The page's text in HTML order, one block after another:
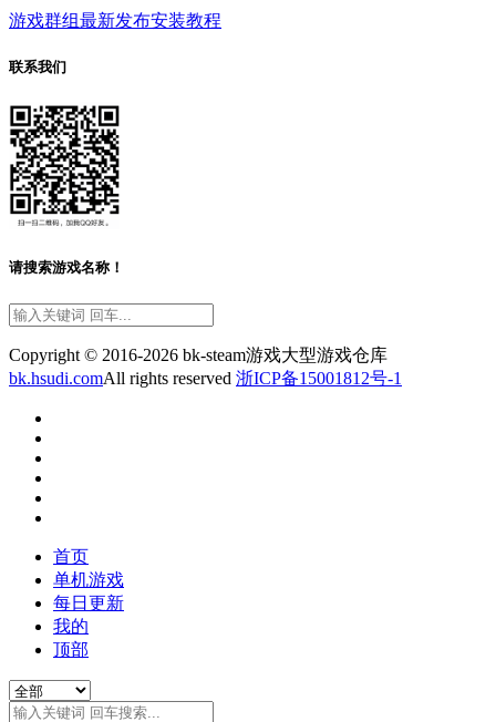
游戏群组最新发布安装教程
联系我们
请搜索游戏名称！
Copyright © 2016-2026 bk-steam游戏大型游戏仓库
bk.hsudi.comAll rights reserved 浙ICP备15001812号-1
首页
单机游戏
每日更新
我的
顶部